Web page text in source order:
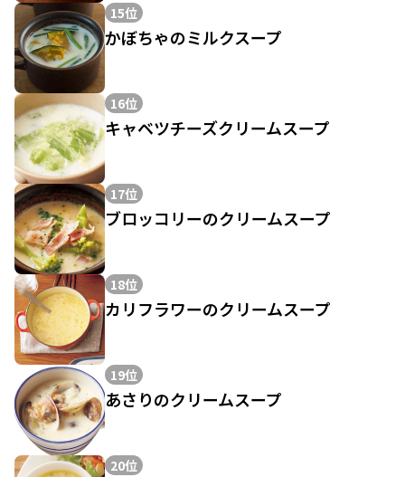
15位
かぼちゃのミルクスープ
16位
キャベツチーズクリームスープ
17位
ブロッコリーのクリームスープ
18位
カリフラワーのクリームスープ
19位
あさりのクリームスープ
20位